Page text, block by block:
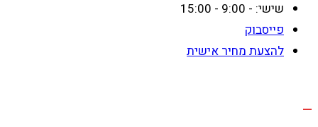
שישי: - 9:00 - 15:00
פייסבוק
להצעת מחיר אישית